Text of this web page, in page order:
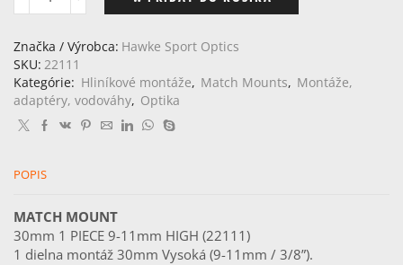
množstvo
Match
Mount
9-
11mm
/1pc
double
Značka / Výrobca: Hawke Sport Optics
SKU: 22111
Kategórie: Hliníkové montáže, Match Mounts, Montáže,
adaptéry, vodováhy, Optika
POPIS
MATCH MOUNT
30mm 1 PIECE 9-11mm HIGH (22111)
1 dielna montáž 30mm Vysoká (9-11mm / 3/8”).